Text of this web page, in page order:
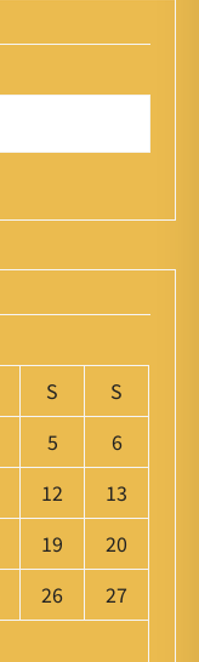
S
S
5
6
12
13
19
20
26
27